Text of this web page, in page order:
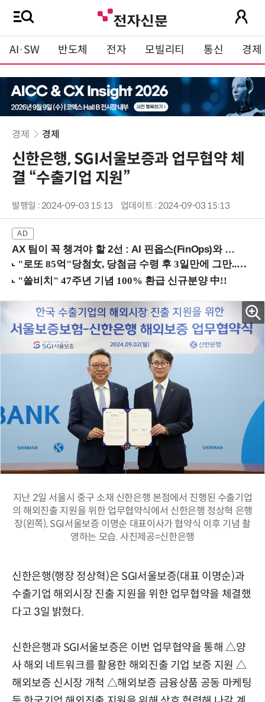
AI·SW 반도체 전자 모빌리티 통신 경제
경제 경제
신한은행, SGI서울보증과 업무협약 체
결 “수출기업 지원”
발행일 : 2024-09-03 15:13 업데이트 : 2024-09-03 15:13
AX 팀이 꼭 챙겨야 할 2선 : AI 핀옵스(FinOps)와 토큰 거버넌스 (8/21 잠실역)
지난 2일 서울시 중구 소재 신한은행 본점에서 진행된 수출기업
의 해외진출 지원을 위한 업무협약식에서 신한은행 정상혁 은행
장(왼쪽), SGI서울보증 이명순 대표이사가 협약식 이후 기념 촬
영하는 모습. 사진제공=신한은행
신한은행(행장 정상혁)은 SGI서울보증(대표 이명순)과
수출기업 해외시장 진출 지원을 위한 업무협약을 체결했
다고 3일 밝혔다.
신한은행과 SGI서울보증은 이번 업무협약을 통해 △양
사 해외 네트워크를 활용한 해외진출 기업 보증 지원 △
해외보증 신시장 개척 △해외보증 금융상품 공동 마케팅